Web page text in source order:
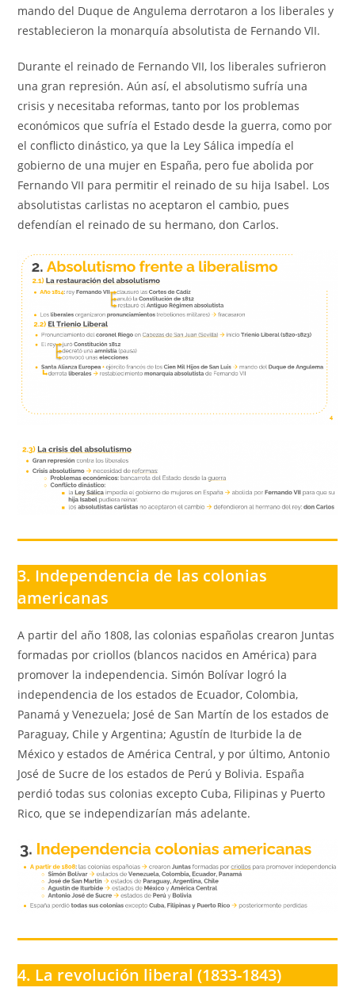
mando del Duque de Angulema derrotaron a los liberales y
restablecieron la monarquía absolutista de Fernando VII.
Durante el reinado de Fernando VII, los liberales sufrieron
una gran represión. Aún así, el absolutismo sufría una
crisis y necesitaba reformas, tanto por los problemas
económicos que sufría el Estado desde la guerra, como por
el conflicto dinástico, ya que la Ley Sálica impedía el
gobierno de una mujer en España, pero fue abolida por
Fernando VII para permitir el reinado de su hija Isabel. Los
absolutistas carlistas no aceptaron el cambio, pues
defendían el reinado de su hermano, don Carlos.
3. Independencia de las colonias
americanas
A partir del año 1808, las colonias españolas crearon Juntas
formadas por criollos (blancos nacidos en América) para
promover la independencia. Simón Bolívar logró la
independencia de los estados de Ecuador, Colombia,
Panamá y Venezuela; José de San Martín de los estados de
Paraguay, Chile y Argentina; Agustín de Iturbide la de
México y estados de América Central, y por último, Antonio
José de Sucre de los estados de Perú y Bolivia. España
perdió todas sus colonias excepto Cuba, Filipinas y Puerto
Rico, que se independizarían más adelante.
4. La revolución liberal (1833-1843)